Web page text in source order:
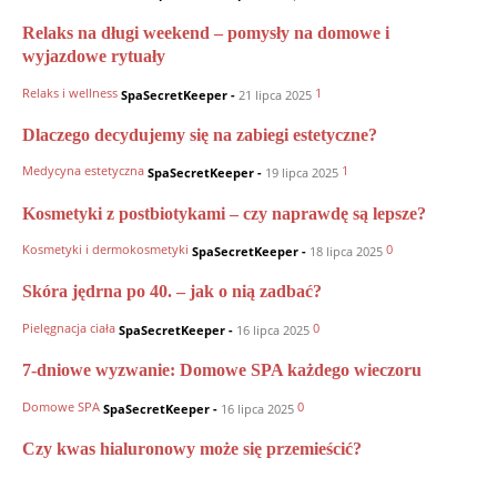
Relaks na długi weekend – pomysły na domowe i
wyjazdowe rytuały
Relaks i wellness SpaSecretKeeper - 21 lipca 2025 1
Dlaczego decydujemy się na zabiegi estetyczne?
Medycyna estetyczna SpaSecretKeeper - 19 lipca 2025 1
Kosmetyki z postbiotykami – czy naprawdę są lepsze?
Kosmetyki i dermokosmetyki SpaSecretKeeper - 18 lipca 2025 0
Skóra jędrna po 40. – jak o nią zadbać?
Pielęgnacja ciała SpaSecretKeeper - 16 lipca 2025 0
7-dniowe wyzwanie: Domowe SPA każdego wieczoru
Domowe SPA SpaSecretKeeper - 16 lipca 2025 0
Czy kwas hialuronowy może się przemieścić?